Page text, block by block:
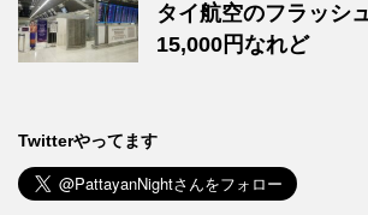
タイ航空のフラッシ
15,000円なれど
Twitterやってます